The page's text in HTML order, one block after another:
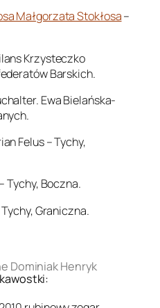
Małgorzata Stokłosa–
Krzysteczko
Barskich.
Ewa Bielańska-
Felus – Tychy,
Tychy, Boczna.
Graniczna.
Dominiak Henryk